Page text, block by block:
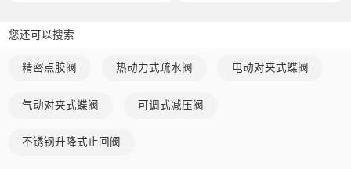
您还可以搜索
精密点胶阀 热动力式疏水阀 电动对夹式蝶阀
气动对夹式蝶阀 可调式减压阀
不锈钢升降式止回阀